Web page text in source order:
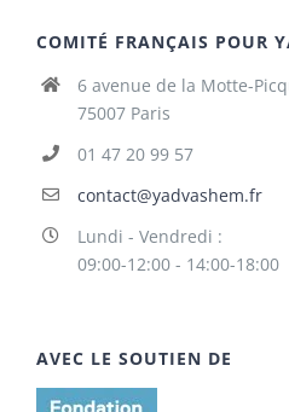
COMITÉ FRANÇAIS POUR
6 avenue de la Motte-
75007 Paris
01 47 20 99 57
contact@yadvashem.fr
Lundi - Vendredi :
09:00-12:00 - 14:00-18:00
AVEC LE SOUTIEN DE